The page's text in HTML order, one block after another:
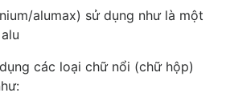
alumax) sử dụng như là một
các loại chữ nổi (chữ hộp)